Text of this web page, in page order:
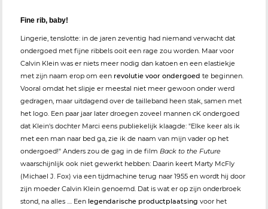
Fine rib, baby!
Lingerie, tenslotte: in de jaren zeventig had niemand verwacht dat
ondergoed met fijne ribbels ooit een rage zou worden. Maar voor
Calvin Klein was er niets meer nodig dan katoen en een elastiekje
met zijn naam erop om een revolutie voor ondergoed te beginnen.
Vooral omdat het slipje er meestal niet meer gewoon onder werd
gedragen, maar uitdagend over de tailleband heen stak, samen met
het logo. Een paar jaar later droegen zoveel mannen cK ondergoed
dat Klein's dochter Marci eens publiekelijk klaagde: "Elke keer als ik
met een man naar bed ga, zie ik de naam van mijn vader op het
ondergoed!" Anders zou de gag in de film Back to the Future
waarschijnlijk ook niet gewerkt hebben: Daarin keert Marty McFly
(Michael J. Fox) via een tijdmachine terug naar 1955 en wordt hij door
zijn moeder Calvin Klein genoemd. Dat is wat er op zijn onderbroek
stond, na alles .... Een legendarische productplaatsing voor het